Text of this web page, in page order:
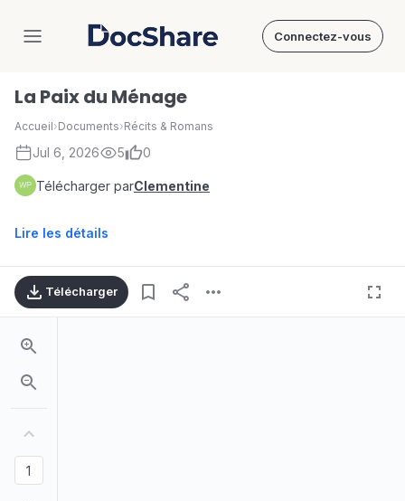
DocShare Connectez-vous
La Paix du Ménage
Accueil›Documents›Récits & Romans
Jul 6, 2026 5 0
Télécharger parClementine
Lire les détails
Télécharger